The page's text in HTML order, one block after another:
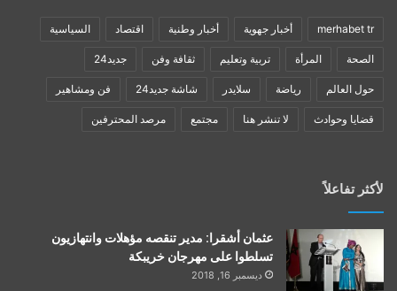
merhabet tr أخبار جهوية أخبار وطنية اقتصاد السياسية
الصحة المرأة تربية وتعليم ثقافة وفن جديد24
حول العالم رياضة سلايدر شاشة جديد24 فن ومشاهير
قضايا وحوادث لا تنشر هنا مجتمع مرصد المحترفين
لأكثر تفاعلاً
عثمان أشقرا: مدير تنقصه مؤهلات وانتهازيون
تسلطوا على مهرجان خريبكة
ديسمبر 16, 2018